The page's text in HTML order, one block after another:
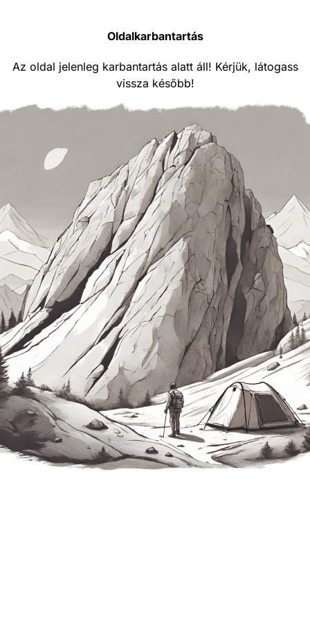
Oldalkarbantartás
Az oldal jelenleg karbantartás alatt áll! Kérjük, látogass
vissza később!